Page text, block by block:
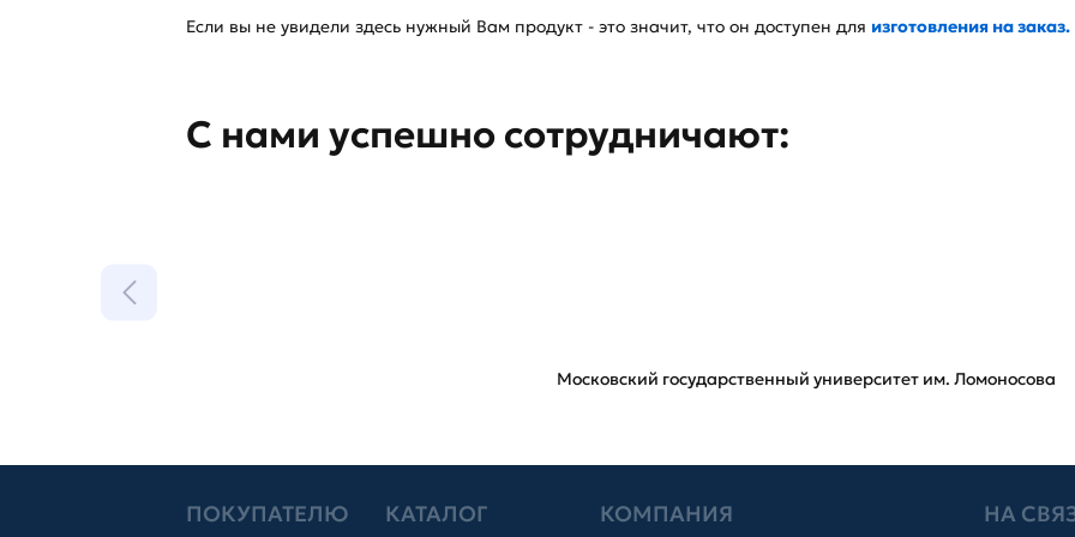
Если вы не увидели здесь нужный Вам продукт - это значит, что он доступен для изготовления на заказ.
С нами успешно сотрудничают:
Московский государственный университет им. Ломоносова
ПОКУПАТЕЛЮ КАТАЛОГ КОМПАНИЯ НА